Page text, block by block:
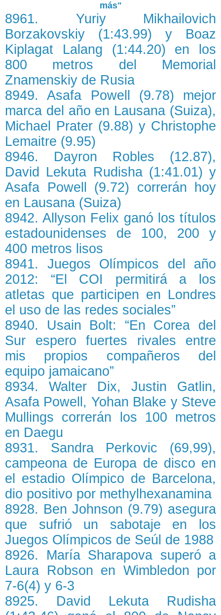
más"
8961. Yuriy Mikhailovich
Borzakovskiy (1:43.99) y Boaz
Kiplagat Lalang (1:44.20) en los
800 metros del Memorial
Znamenskiy de Rusia
8949. Asafa Powell (9.78) mejor
marca del año en Lausana (Suiza),
Michael Prater (9.88) y Christophe
Lemaitre (9.95)
8946. Dayron Robles (12.87),
David Lekuta Rudisha (1:41.01) y
Asafa Powell (9.72) correrán hoy
en Lausana (Suiza)
8942. Allyson Felix ganó los títulos
estadounidenses de 100, 200 y
400 metros lisos
8941. Juegos Olímpicos del año
2012: “El COI permitirá a los
atletas que participen en Londres
el uso de las redes sociales”
8940. Usain Bolt: “En Corea del
Sur espero fuertes rivales entre
mis propios compañeros del
equipo jamaicano”
8934. Walter Dix, Justin Gatlin,
Asafa Powell, Yohan Blake y Steve
Mullings correrán los 100 metros
en Daegu
8931. Sandra Perkovic (69,99),
campeona de Europa de disco en
el estadio Olímpico de Barcelona,
dio positivo por methylhexanamina
8928. Ben Johnson (9.79) asegura
que sufrió un sabotaje en los
Juegos Olímpicos de Seúl de 1988
8926. María Sharapova superó a
Laura Robson en Wimbledon por
7-6(4) y 6-3
8925. David Lekuta Rudisha